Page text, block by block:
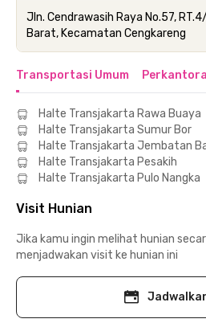
Jln. Cendrawasih Raya No.57,
Barat, Kecamatan Cengkareng
Transportasi Umum
Halte Transjakarta Rawa Buaya
Halte Transjakarta Sumur Bor
Halte Transjakarta Jembatan
Halte Transjakarta Pesakih
Halte Transjakarta Pulo Nangka
Visit Hunian
Jika kamu ingin melihat hunian
menjadwakan visit ke hunian ini